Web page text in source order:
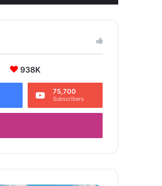
skin
938K
75,700
Subscribers